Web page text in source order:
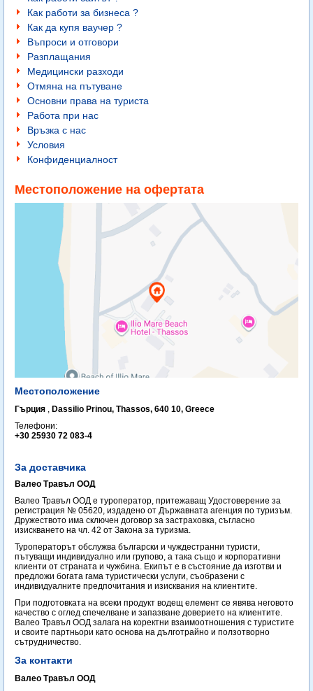
Как работи за бизнеса ?
Как да купя ваучер ?
Въпроси и отговори
Разплащания
Медицински разходи
Отмяна на пътуване
Основни права на туриста
Работа при нас
Връзка с нас
Условия
Конфиденциалност
Местоположение на офертата
Местоположение
Гърция , Dassilio Prinou, Thassos, 640 10, Greece
Телефони:
+30 25930 72 083-4
За доставчика
Валео Травъл ООД
Валео Травъл ООД е туроператор, притежаващ Удостоверение за
регистрация № 05620, издадено от Държавната агенция по туризъм.
Дружеството има сключен договор за застраховка, съгласно
изискването на чл. 42 от Закона за туризма.
Туроператорът обслужва български и чуждестранни туристи,
пътуващи индивидуално или групово, а така също и корпоративни
клиенти от страната и чужбина. Екипът е в състояние да изготви и
предложи богата гама туристически услуги, съобразени с
индивидуалните предпочитания и изисквания на клиентите.
При подготовката на всеки продукт водещ елемент се явява неговото
качество с оглед спечелване и запазване доверието на клиентите.
Валео Травъл ООД залага на коректни взаимоотношения с туристите
и своите партньори като основа на дълготрайно и ползотворно
сътрудничество.
За контакти
Валео Травъл ООД